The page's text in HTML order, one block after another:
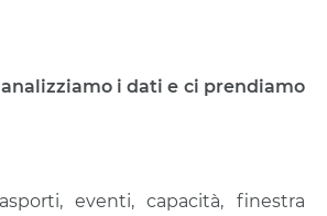
i dati e ci prendiamo
eventi, capacità, finestra